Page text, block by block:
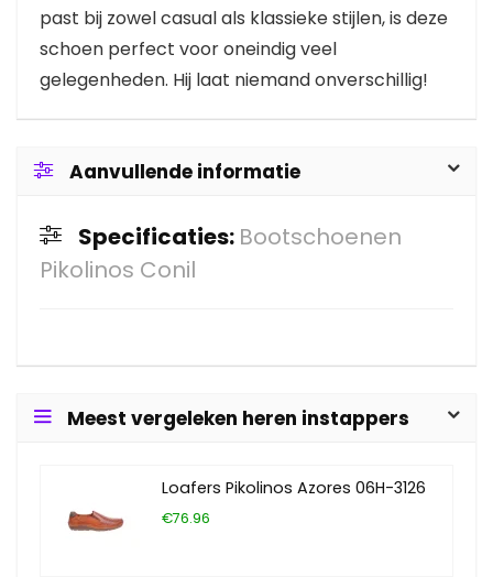
past bij zowel casual als klassieke stijlen, is deze
schoen perfect voor oneindig veel
gelegenheden. Hij laat niemand onverschillig!
Aanvullende informatie
Specificaties: Bootschoenen
Pikolinos Conil
Meest vergeleken heren instappers
Loafers Pikolinos Azores 06H-3126
€76.96